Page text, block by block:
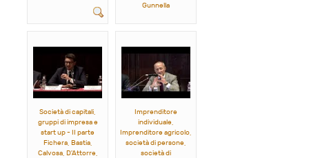
Gunnella
Società di capitali,
gruppi di impresa e
start up - II parte
Fichera, Bastia,
Calvosa, D'Attorre,
Imprenditore
individuale,
Imprenditore agricolo,
società di persone,
società di